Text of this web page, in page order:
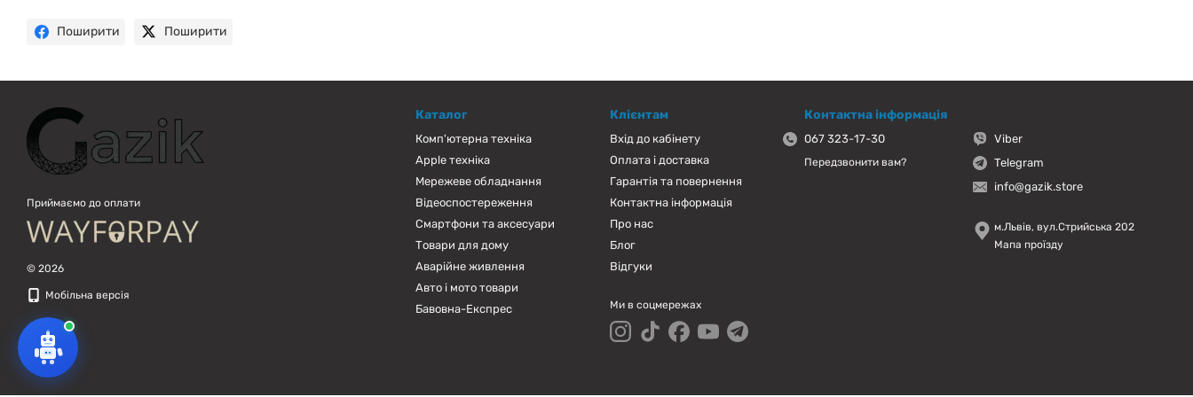
Поширити Поширити
Приймаємо до оплати
© 2026
Мобільна версія
Каталог
Комп'ютерна техніка
Apple техніка
Мережеве обладнання
Відеоспостереження
Смартфони та аксесуари
Товари для дому
Аварійне живлення
Авто і мото товари
Бавовна-Експрес
Клієнтам
Вхід до кабінету
Оплата і доставка
Гарантія та повернення
Контактна інформація
Про нас
Блог
Відгуки
Ми в соцмережах
Контактна інформація
067 323-17-30
Передзвонити вам?
Viber
Telegram
info@gazik.store
м.Львів, вул.Стрийська 202
Мапа проїзду